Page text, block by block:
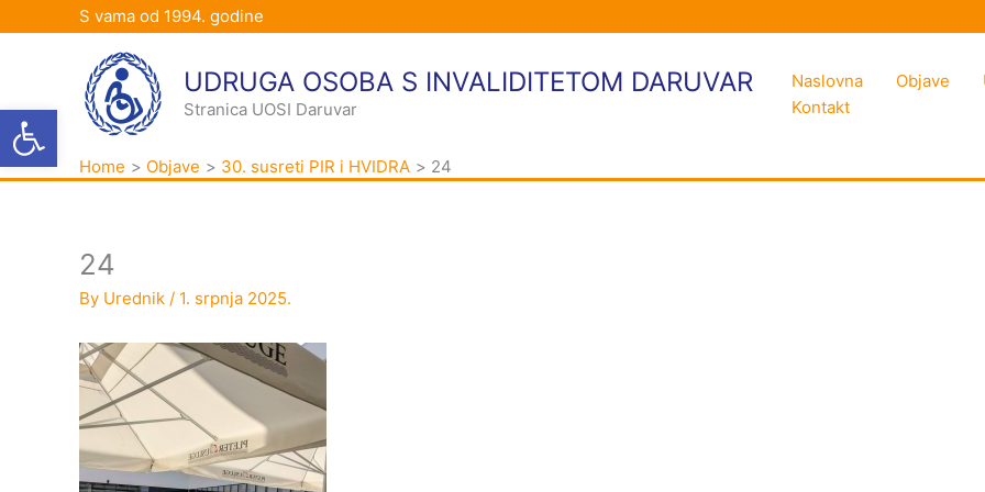
Open toolbar
to
S vama od 1994. godine
UDRUGA OSOBA S INVALIDITETOM DARUVAR
Stranica UOSI Daruvar
Naslovna Objave
Kontakt
Home Objave 30. susreti PIR i HVIDRA 24
24
By Urednik / 1. srpnja 2025.